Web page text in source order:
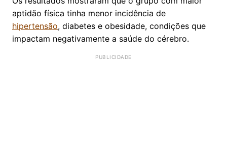
aptidão física tinha menor incidência de
hipertensão, diabetes e obesidade, condições que
impactam negativamente a saúde do cérebro.